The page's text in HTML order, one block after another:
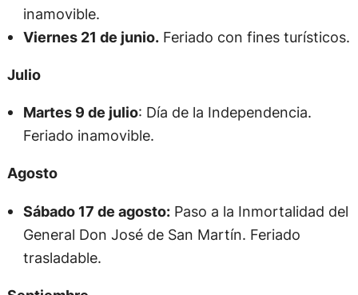
inamovible.
Viernes 21 de junio.Feriado con fines turísticos.
Julio
Martes 9 de julio: Día de la Independencia.
Feriado inamovible.
Agosto
Sábado 17 de agosto:Paso a la Inmortalidad del
General Don José de San Martín. Feriado
trasladable.